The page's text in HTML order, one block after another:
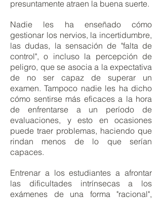
presuntamente atraen la buena suerte.
Nadie les ha enseñado cómo
gestionar los nervios, la incertidumbre,
las dudas, la sensación de "falta de
control", o incluso la percepción de
peligro, que se asocia a la expectativa
de no ser capaz de superar un
examen. Tampoco nadie les ha dicho
cómo sentirse más eficaces a la hora
de enfrentarse a un período de
evaluaciones, y esto en ocasiones
puede traer problemas, haciendo que
rindan menos de lo que serían
capaces.
Entrenar a los estudiantes a afrontar
las dificultades intrínsecas a los
exámenes de una forma "racional",